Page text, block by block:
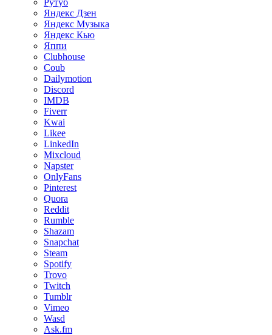
Рутуб
Яндекс Дзен
Яндекс Музыка
Яндекс Кью
Яппи
Clubhouse
Coub
Dailymotion
Discord
IMDB
Fiverr
Kwai
Likee
LinkedIn
Mixcloud
Napster
OnlyFans
Pinterest
Quora
Reddit
Rumble
Shazam
Snapchat
Steam
Spotify
Trovo
Twitch
Tumblr
Vimeo
Wasd
Ask.fm